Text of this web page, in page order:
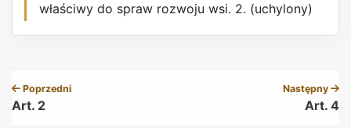
właściwy do spraw rozwoju wsi. 2. (uchylony)
Poprzedni
Art. 2
Następny
Art. 4